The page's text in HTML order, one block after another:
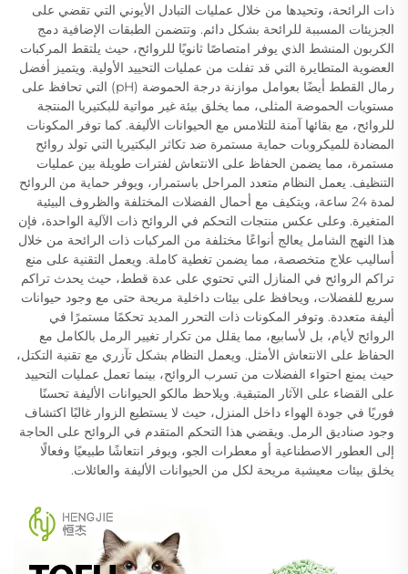
ذات الرائحة، وتحيدها من خلال عمليات التبادل الأيوني التي تقضي على
الجزيئات المسببة للرائحة بشكل دائم. وتتضمن الطبقات الإضافية دمج
الكربون المنشط الذي يوفر امتصاصًا ثانويًا للروائح، حيث يلتقط المركبات
العضوية المتطايرة التي قد تفلت من عمليات التحييد الأولية. ويتميز أفضل
رمال القطط أيضًا بعوامل موازنة درجة الحموضة (pH) التي تحافظ على
مستويات الحموضة المثلى، مما يخلق بيئة غير مواتية للبكتيريا المنتجة
للروائح، مع بقائها آمنة للتلامس مع الحيوانات الأليفة. كما توفر المكونات
المضادة للميكروبات حماية مستمرة ضد تكاثر البكتيريا التي تولد روائح
مستمرة، مما يضمن الحفاظ على الانتعاش لفترات طويلة بين عمليات
التنظيف. يعمل النظام متعدد المراحل باستمرار، ويوفر حماية من الروائح
لمدة 24 ساعة، ويتكيف مع أحمال الفضلات المختلفة والظروف البيئية
المتغيرة. وعلى عكس منتجات التحكم في الروائح ذات الآلية الواحدة، فإن
هذا النهج الشامل يعالج أنواعًا مختلفة من المركبات ذات الرائحة من خلال
أساليب علاج متخصصة، مما يضمن تغطية كاملة. ويعمل التقنية على منع
تراكم الروائح في المنازل التي تحتوي على عدة قطط، حيث يحدث تراكم
سريع للفضلات، ويحافظ على بيئات داخلية مريحة حتى مع وجود حيوانات
أليفة متعددة. وتوفر المكونات ذات التحرر المديد تحكمًا مستمرًا في
الروائح لأيام، بل لأسابيع، مما يقلل من تكرار تغيير الرمل بالكامل مع
الحفاظ على الانتعاش الأمثل. ويعمل النظام بشكل تآزري مع تقنية التكتل،
حيث يمنع احتواء الفضلات من تسرب الروائح، بينما تعمل عمليات التحييد
على القضاء على الآثار المتبقية. ويلاحظ مالكو الحيوانات الأليفة تحسنًا
فوريًا في جودة الهواء داخل المنزل، حيث لا يستطيع الزوار غالبًا اكتشاف
وجود صناديق الرمل. ويقضي هذا التحكم المتقدم في الروائح على الحاجة
إلى العطور الاصطناعية أو معطرات الجو، ويوفر انتعاشًا طبيعيًا وفعالًا
يخلق بيئات معيشية مريحة لكل من الحيوانات الأليفة والعائلات.